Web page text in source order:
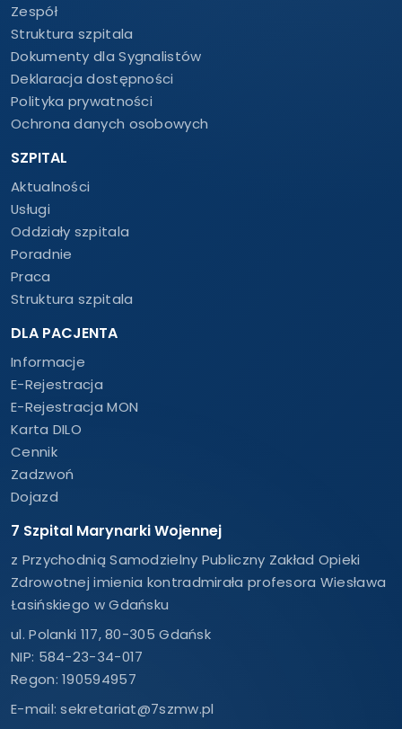
Zespół
Struktura szpitala
Dokumenty dla Sygnalistów
Deklaracja dostępności
Polityka prywatności
Ochrona danych osobowych
SZPITAL
Aktualności
Usługi
Oddziały szpitala
Poradnie
Praca
Struktura szpitala
DLA PACJENTA
Informacje
E-Rejestracja
E-Rejestracja MON
Karta DILO
Cennik
Zadzwoń
Dojazd
7 Szpital Marynarki Wojennej
z Przychodnią Samodzielny Publiczny Zakład Opieki
Zdrowotnej imienia kontradmirała profesora Wiesława
Łasińskiego w Gdańsku
ul. Polanki 117, 80-305 Gdańsk
NIP: 584-23-34-017
Regon: 190594957
E-mail:sekretariat@7szmw.pl